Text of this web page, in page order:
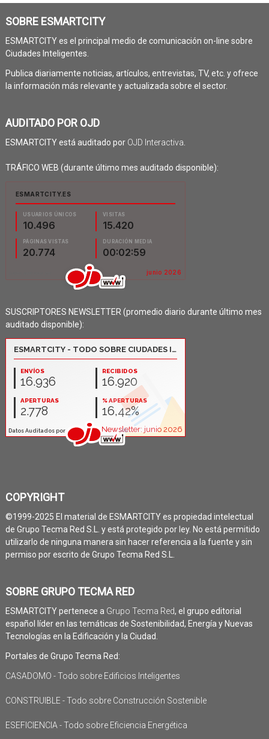
SOBRE ESMARTCITY
ESMARTCITY es el principal medio de comunicación on-line sobre
Ciudades Inteligentes.
Publica diariamente noticias, artículos, entrevistas, TV, etc. y ofrece
la información más relevante y actualizada sobre el sector.
AUDITADO POR OJD
ESMARTCITY está auditado por OJD Interactiva
TRÁFICO WEB (durante último mes auditado disponible):
SUSCRIPTORES NEWSLETTER (promedio diario durante último mes
auditado disponible):
COPYRIGHT
©1999-2025 El material de ESMARTCITY es propiedad intelectual
de Grupo Tecma Red S.L. y está protegido por ley. No está permitido
utilizarlo de ninguna manera sin hacer referencia a la fuente y sin
permiso por escrito de Grupo Tecma Red S.L.
SOBRE GRUPO TECMA RED
ESMARTCITY pertenece a Grupo Tecma Red, el grupo editorial
español líder en las temáticas de Sostenibilidad, Energía y Nuevas
Tecnologías en la Edificación y la Ciudad.
Portales de Grupo Tecma Red:
CASADOMO - Todo sobre Edificios Inteligentes
CONSTRUIBLE - Todo sobre Construcción Sostenible
ESEFICIENCIA - Todo sobre Eficiencia Energética